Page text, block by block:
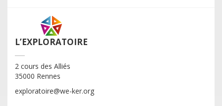
L’EXPLORATOIRE
2 cours des Alliés
35000 Rennes
exploratoire@we-ker.org